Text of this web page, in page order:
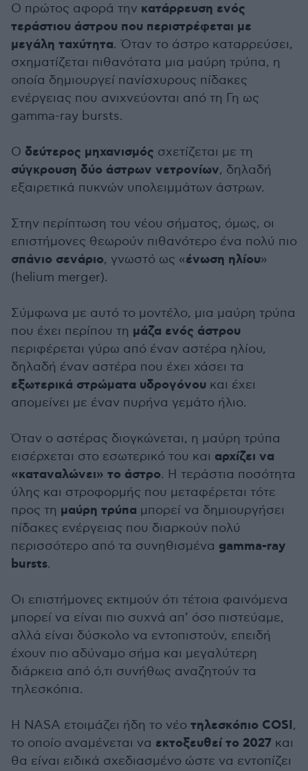
Ο πρώτος αφορά την κατάρρευση ενός
τεράστιου άστρου που περιστρέφεται με
μεγάλη ταχύτητα. Όταν το άστρο καταρρεύσει,
σχηματίζεται πιθανότατα μια μαύρη τρύπα, η
οποία δημιουργεί πανίσχυρους πίδακες
ενέργειας που ανιχνεύονται από τη Γη ως
gamma-ray bursts.
Ο δεύτερος μηχανισμός σχετίζεται με τη
σύγκρουση δύο άστρων νετρονίων, δηλαδή
εξαιρετικά πυκνών υπολειμμάτων άστρων.
Στην περίπτωση του νέου σήματος, όμως, οι
επιστήμονες θεωρούν πιθανότερο ένα πολύ πιο
σπάνιο σενάριο, γνωστό ως «ένωση ηλίου»
(helium merger).
Σύμφωνα με αυτό το μοντέλο, μια μαύρη τρύπα
που έχει περίπου τη μάζα ενός άστρου
περιφέρεται γύρω από έναν αστέρα ηλίου,
δηλαδή έναν αστέρα που έχει χάσει τα
εξωτερικά στρώματα υδρογόνου και έχει
απομείνει με έναν πυρήνα γεμάτο ήλιο.
Όταν ο αστέρας διογκώνεται, η μαύρη τρύπα
εισέρχεται στο εσωτερικό του και αρχίζει να
«καταναλώνει» το άστρο. Η τεράστια ποσότητα
ύλης και στροφορμής που μεταφέρεται τότε
προς τη μαύρη τρύπα μπορεί να δημιουργήσει
πίδακες ενέργειας που διαρκούν πολύ
περισσότερο από τα συνηθισμένα gamma-ray
bursts.
Οι επιστήμονες εκτιμούν ότι τέτοια φαινόμενα
μπορεί να είναι πιο συχνά απ’ όσο πιστεύαμε,
αλλά είναι δύσκολο να εντοπιστούν, επειδή
έχουν πιο αδύναμο σήμα και μεγαλύτερη
διάρκεια από ό,τι συνήθως αναζητούν τα
τηλεσκόπια.
Η NASA ετοιμάζει ήδη το νέο τηλεσκόπιο COSI,
το οποίο αναμένεται να εκτοξευθεί το 2027 και
θα είναι ειδικά σχεδιασμένο ώστε να εντοπίζει